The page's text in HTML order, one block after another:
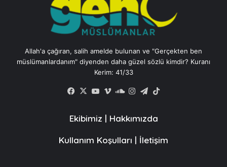
Allah'a çağıran, salih amelde bulunan ve "Gerçekten ben
müslümanlardanım" diyenden daha güzel sözlü kimdir? Kuranı
Kerim: 41/33
Facebook
X YouTube
VimeoSoundCloud
Instagram
Telegram
Ekibimiz | Hakkımızda
Kullanım Koşulları | İletişim